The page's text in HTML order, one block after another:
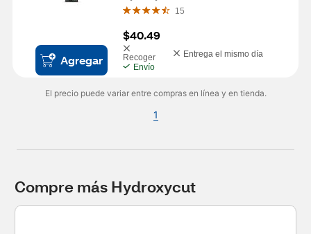
Agregar
15
$40.49
Recoger
Entrega el mismo día
Envío
El precio puede variar entre compras en línea y en tienda.
1
Compre más Hydroxycut